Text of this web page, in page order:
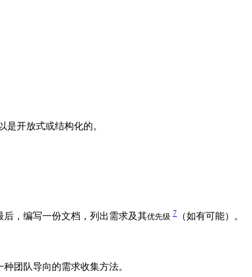
是开放式或结构化的。
后，编写一份文档，列出需求及其优先级 7 （如有可能）。
团队导向的需求收集方法。